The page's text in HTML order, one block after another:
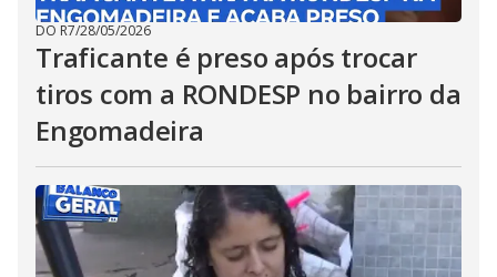
DO R7/28/05/2026
Traficante é preso após trocar
tiros com a RONDESP no bairro da
Engomadeira